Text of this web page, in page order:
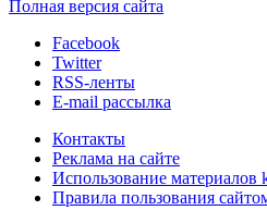
Полная версия сайта
Facebook
Twitter
RSS-ленты
E-mail рассылка
Контакты
Реклама на сайте
Использование материалов
Правила пользования